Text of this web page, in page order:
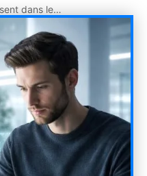
dans le…